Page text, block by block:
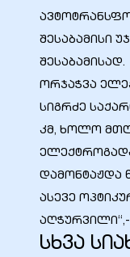
შესაბამისი
შესაბამისად.
ორჯაჭვა
სიგრძე
კმ, ხოლო
დამონტაჟდა
ასევე
სხვა